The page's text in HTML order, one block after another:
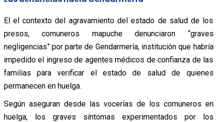
El el contexto del agravamiento del estado de salud de los
presos, comuneros mapuche denunciaron “graves
negligencias” por parte de Gendarmería, institución que habría
impedido el ingreso de agentes médicos de confianza de las
familias para verificar el estado de salud de quienes
permanecen en huelga.
Según aseguran desde las vocerías de los comuneros en
huelga, los graves síntomas experimentados por los